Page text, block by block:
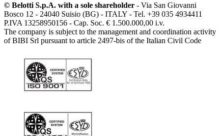
© Belotti S.p.A. with a sole shareholder - Via San Giovanni
Bosco 12 - 24040 Suisio (BG) - ITALY - Tel. +39 035 4934411
P.IVA 13258950156 - Cap. Soc. € 1.500.000,00 i.v.
The company is subject to the management and coordination activity
of BIBI Srl pursuant to article 2497-bis of the Italian Civil Code